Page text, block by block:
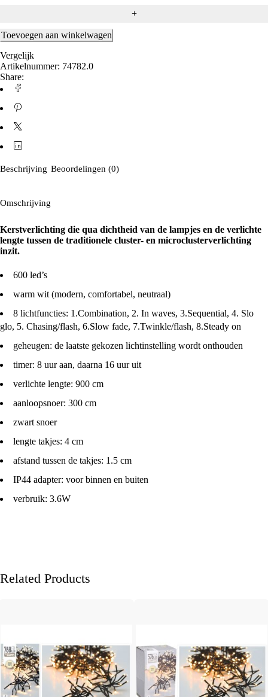
Toevoegen aan winkelwagen
Vergelijk
Artikelnummer: 74782.0
Share:
Beschrijving Beoordelingen (0)
Omschrijving
Kerstverlichting die qua dichtheid van de lampjes en de verlichte
lengte tussen de traditionele cluster- en microclusterverlichting
inzit.
600 led’s
warm wit (modern, comfortabel, neutraal)
8 lichtfuncties: 1.Combination, 2. In waves, 3.Sequential, 4. Slo
glo, 5. Chasing/flash, 6.Slow fade, 7.Twinkle/flash, 8.Steady on
geheugen: de laatste gekozen lichtinstelling wordt onthouden
timer: 8 uur aan, daarna 16 uur uit
verlichte lengte: 900 cm
aanloopsnoer: 300 cm
zwart snoer
lengte takjes: 4 cm
afstand tussen de takjes: 1.5 cm
IP44 adapter: voor binnen en buiten
verbruik: 3.6W
Related Products